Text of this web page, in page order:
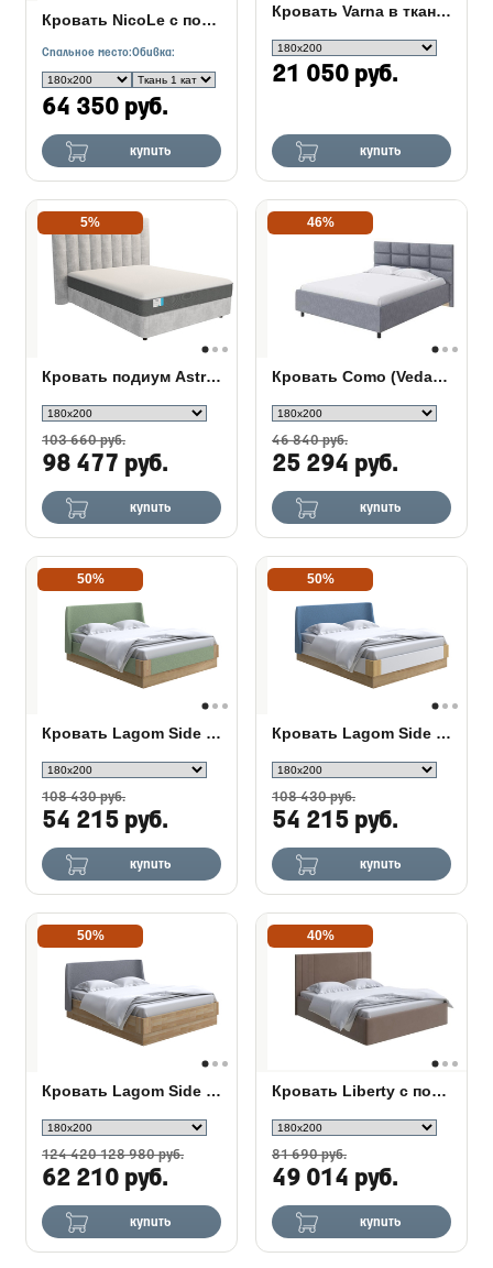
Кровать NicoLe c подъемным механизмом
Спальное место:Обивка:
64 350 руб.
купить
Кровать Varna в ткани c ПМ
21 050 руб.
купить
5%
Кровать подиум Astra с основанием Raibox
103 660 руб.
98 477 руб.
купить
46%
Кровать Como (Veda) 8 ткань
46 840 руб.
25 294 руб.
купить
50%
Кровать Lagom Side Soft с подъемным механизмом
108 430 руб.
54 215 руб.
купить
50%
Кровать Lagom Side Chips с подъемным механизмом
108 430 руб.
54 215 руб.
купить
50%
Кровать Lagom Side Wood с подъемным механизмом
124 420 128 980 руб.
62 210 руб.
купить
40%
Кровать Liberty с подъемным механизмом
81 690 руб.
49 014 руб.
купить